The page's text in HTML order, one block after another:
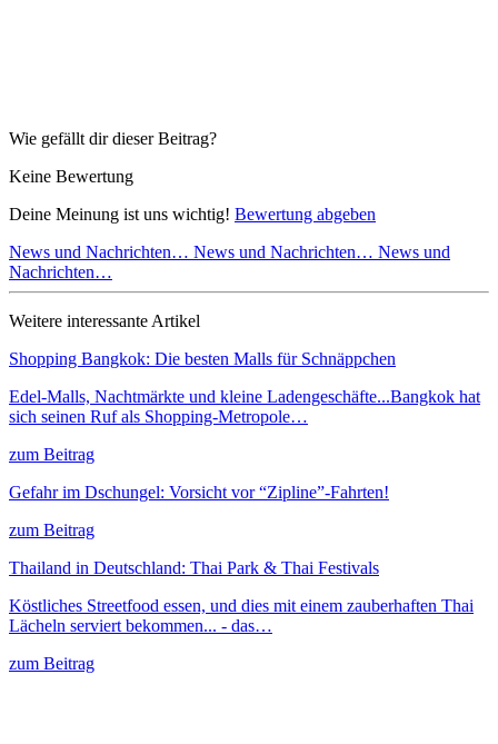
Wie gefällt dir dieser Beitrag?
Keine Bewertung
Deine Meinung ist uns wichtig! Bewertung abgeben
News und Nachrichten… News und Nachrichten… News und
Nachrichten…
Weitere interessante Artikel
Shopping Bangkok: Die besten Malls für Schnäppchen
Edel-Malls, Nachtmärkte und kleine Ladengeschäfte...Bangkok hat
sich seinen Ruf als Shopping-Metropole…
zum Beitrag
Gefahr im Dschungel: Vorsicht vor “Zipline”-Fahrten!
zum Beitrag
Thailand in Deutschland: Thai Park & Thai Festivals
Köstliches Streetfood essen, und dies mit einem zauberhaften Thai
Lächeln serviert bekommen... - das…
zum Beitrag